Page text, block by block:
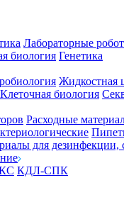
Лабораторные
биология Генетика
Жидкостная
Клеточная биология
Расходные
для дезинфекции,
КДЛ-СПК